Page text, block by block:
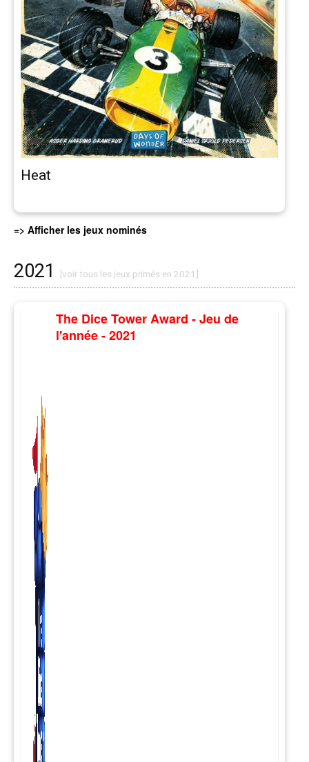
Heat
=> Afficher les jeux nominés
2021 [voir tous les jeux primés en 2021]
The Dice Tower Award - Jeu de
l'année - 2021